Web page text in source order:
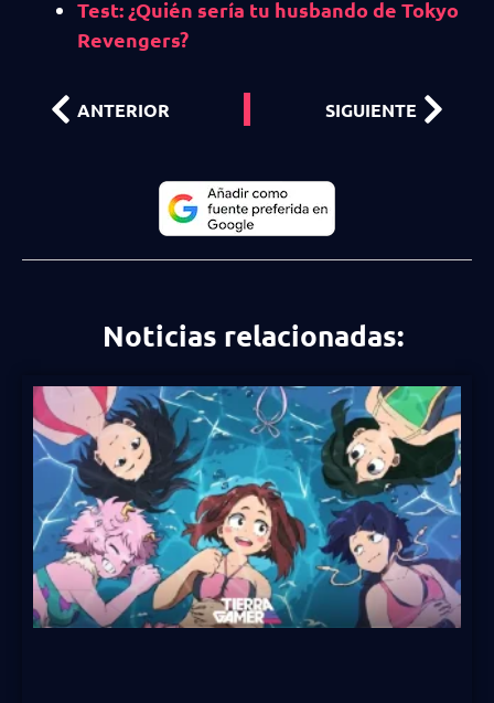
Test: ¿Quién sería tu husbando de Tokyo
Revengers?
ANTERIOR SIGUIENTE
Noticias relacionadas: